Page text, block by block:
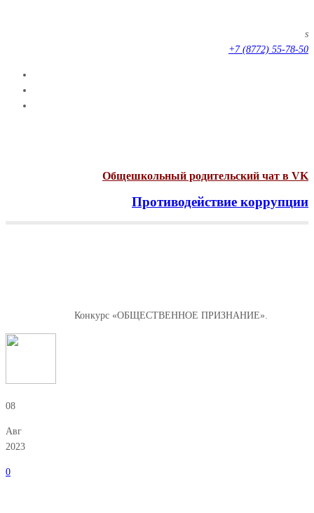
s
+7 (8772) 55-78-50
Общешкольный родительский чат в VK
Противодействие коррупции
Конкурс «ОБЩЕСТВЕННОЕ ПРИЗНАНИЕ».
08
Авг
2023
0